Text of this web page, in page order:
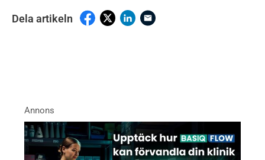
Dela artikeln